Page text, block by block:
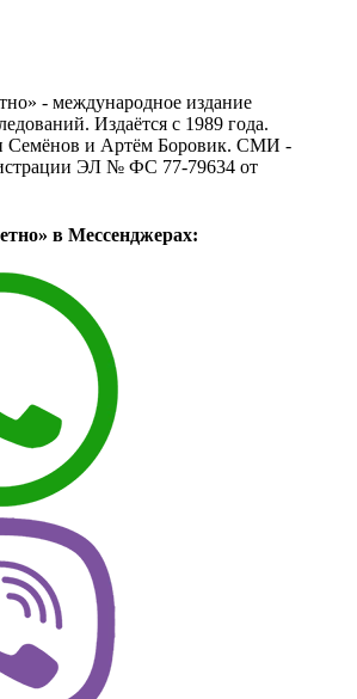
- международное издание
Издаётся с 1989 года.
Семёнов и Артём Боровик. CМИ -
ЭЛ № ФС 77-79634 от
в Мессенджерах: